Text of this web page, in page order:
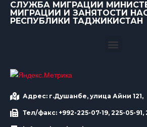
СЛУЖБА МИГРАЦИИ
МИГРАЦИИ И ЗАНЯТОСТИ
РЕСПУБЛИКИ ТАДЖИКИСТАН
Адрес: г.Душанбе, улица Айни 121,
Тел/факс: +992-225-07-19, 225-05-91,